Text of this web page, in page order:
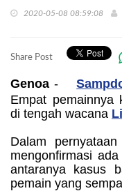
2020-05-08 08:59:08
Share Post
Genoa -
Empat pemainnya
di tengah wacana
Dalam
mengonfirmasi
antaranya kasus
pemain yang